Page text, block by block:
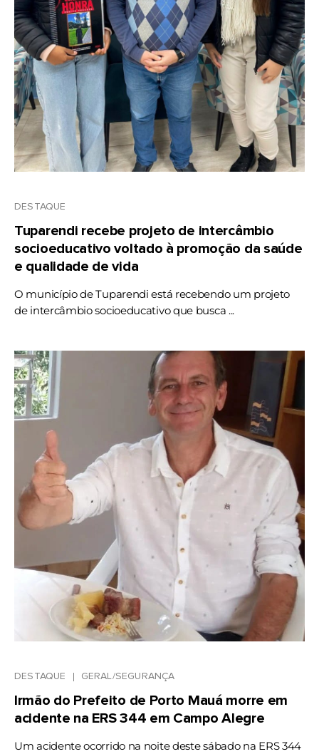
DESTAQUE
Tuparendi recebe projeto de intercâmbio
socioeducativo voltado à promoção da saúde
e qualidade de vida
O município de Tuparendi está recebendo um projeto
de intercâmbio socioeducativo que busca ...
DESTAQUE GERAL/SEGURANÇA
Irmão do Prefeito de Porto Mauá morre em
acidente na ERS 344 em Campo Alegre
Um acidente ocorrido na noite deste sábado na ERS 344